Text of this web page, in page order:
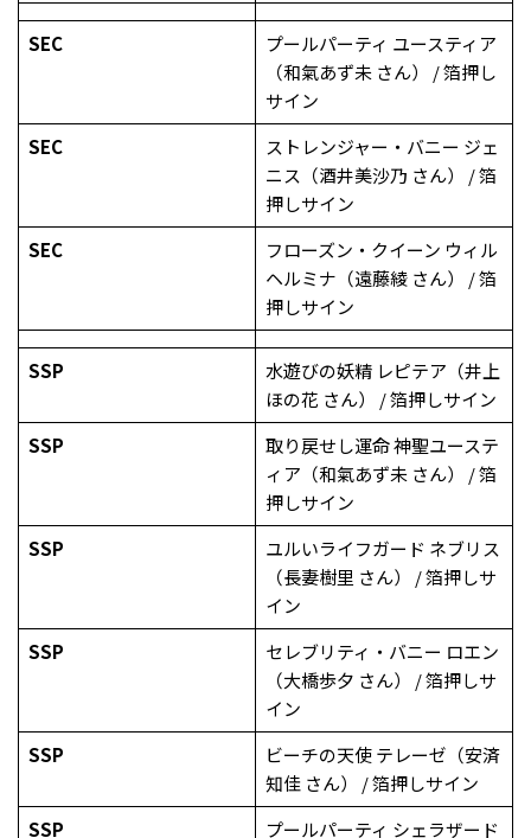
SEC
プールパーティ ユースティア
（和氣あず未 さん） / 箔押し
サイン
SEC
ストレンジャー・バニー ジェ
ニス（酒井美沙乃 さん） / 箔
押しサイン
SEC
フローズン・クイーン ウィル
ヘルミナ（遠藤綾 さん） / 箔
押しサイン
SSP
水遊びの妖精 レピテア（井上
ほの花 さん） / 箔押しサイン
SSP
取り戻せし運命 神聖ユーステ
ィア（和氣あず未 さん） / 箔
押しサイン
SSP
ユルいライフガード ネブリス
（長妻樹里 さん） / 箔押しサ
イン
SSP
セレブリティ・バニー ロエン
（大橋歩夕 さん） / 箔押しサ
イン
SSP
ビーチの天使 テレーゼ（安済
知佳 さん） / 箔押しサイン
SSP
プールパーティ シェラザード